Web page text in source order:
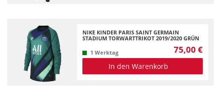
4
4
NIKE KINDER PARIS SAINT GERMAIN
STADIUM TORWARTTRIKOT 2019/2020 GRÜN
1 Werktag 75,00 €
In den Warenkorb